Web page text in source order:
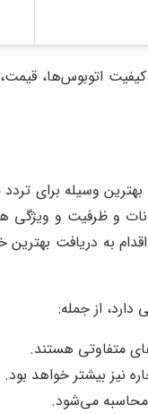
کیفیت اتوبوس‌ها،
بهترین وسیله
به دریافت
از جمله:
نیز بیشتر خواهد بود.
می‌شود.